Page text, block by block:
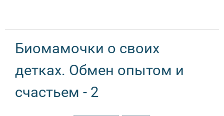
Биомамочки о своих
детках. Обмен опытом и
счастьем - 2